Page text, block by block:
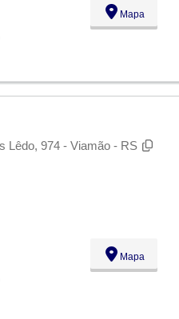
Mapa
Lêdo, 974 - Viamão - RS
Mapa